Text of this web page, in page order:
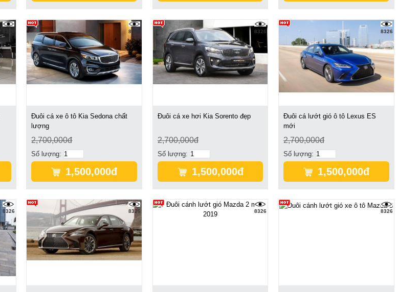
8326
Đuôi cá xe ô tô Kia Sedona chất
lượng
2,700,000đ
Số lượng:
1,500,000đ
8326
Đuôi cá xe hơi Kia Sorento đẹp
2,700,000đ
Số lượng:
1,500,000đ
8326
Đuôi cá lướt gió ô tô Lexus ES
mới
2,700,000đ
Số lượng:
1,500,000đ
8326 8326 8326 8326